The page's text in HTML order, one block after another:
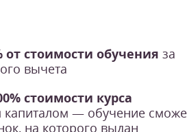
от стоимости обучения за
вычета
стоимости курса
капиталом — обучение
на которого выдан